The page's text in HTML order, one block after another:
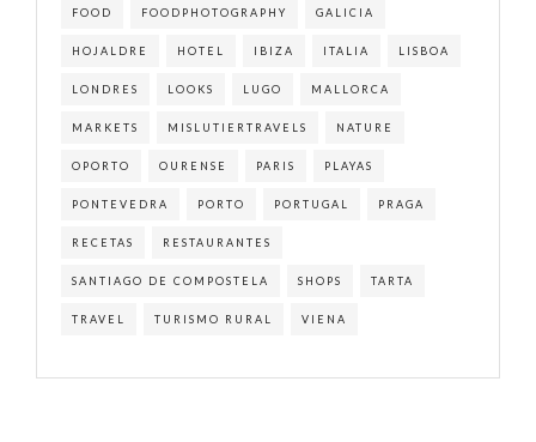
FOOD FOODPHOTOGRAPHY GALICIA
HOJALDRE HOTEL IBIZA ITALIA LISBOA
LONDRES LOOKS LUGO MALLORCA
MARKETS MISLUTIERTRAVELS NATURE
OPORTO OURENSE PARIS PLAYAS
PONTEVEDRA PORTO PORTUGAL PRAGA
RECETAS RESTAURANTES
SANTIAGO DE COMPOSTELA SHOPS TARTA
TRAVEL TURISMO RURAL VIENA